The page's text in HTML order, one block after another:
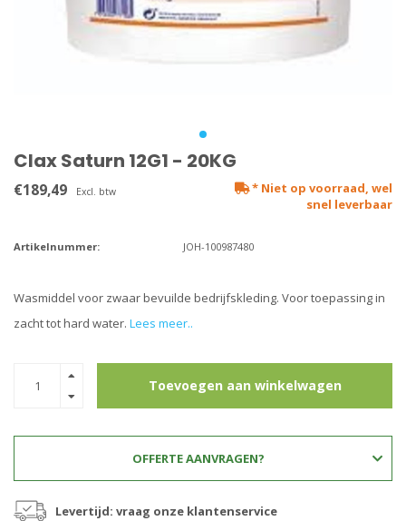
Clax Saturn 12G1 - 20KG
€189,49 Excl. btw
* Niet op voorraad, wel
snel leverbaar
Artikelnummer: JOH-100987480
Wasmiddel voor zwaar bevuilde bedrijfskleding. Voor toepassing in
zacht tot hard water. Lees meer..
Toevoegen aan winkelwagen
OFFERTE AANVRAGEN?
Levertijd: vraag onze klantenservice